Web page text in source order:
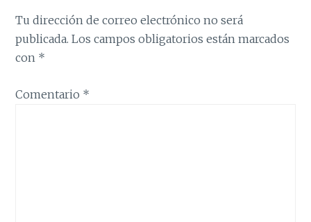
Tu dirección de correo electrónico no será
publicada. Los campos obligatorios están marcados
con *
Comentario *